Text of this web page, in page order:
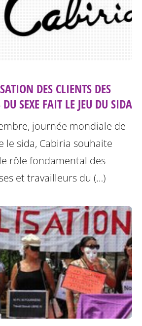
DES CLIENTS DES
SEXE FAIT LE JEU DU SIDA
journée mondiale de
le sida, Cabiria souhaite
rôle fondamental des
et travailleurs du (…)